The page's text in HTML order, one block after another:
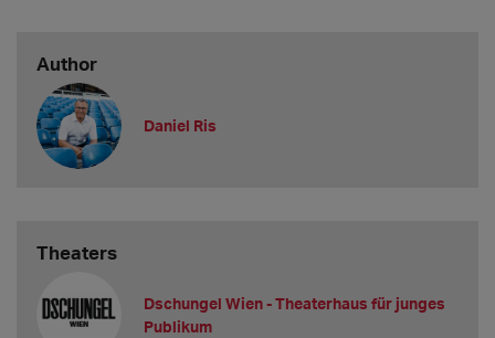
Author
Daniel Ris
Theaters
Dschungel Wien - Theaterhaus für junges
Publikum